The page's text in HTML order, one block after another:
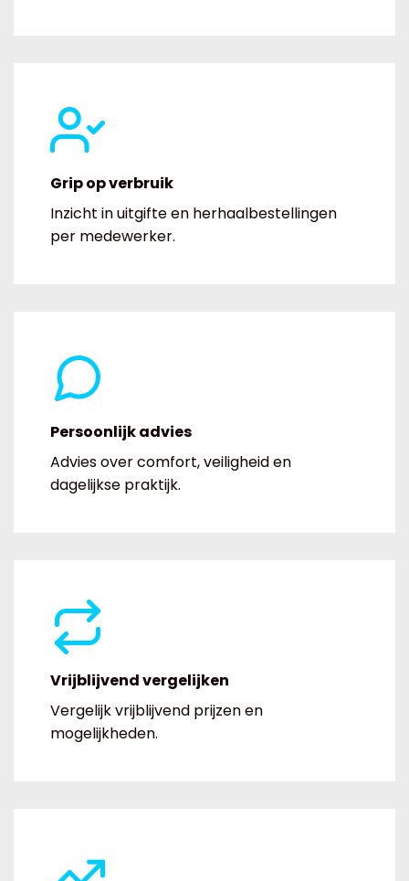
Grip op verbruik
Inzicht in uitgifte en herhaalbestellingen
per medewerker.
Persoonlijk advies
Advies over comfort, veiligheid en
dagelijkse praktijk.
Vrijblijvend vergelijken
Vergelijk vrijblijvend prijzen en
mogelijkheden.